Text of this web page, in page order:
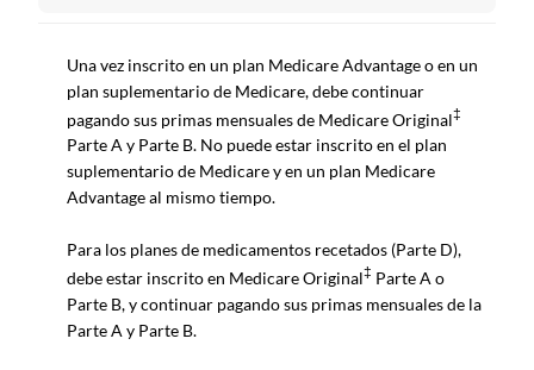
Una vez inscrito en un plan Medicare Advantage o en un
plan suplementario de Medicare, debe continuar
pagando sus primas mensuales de Medicare Original‡
Parte A y Parte B. No puede estar inscrito en el plan
suplementario de Medicare y en un plan Medicare
Advantage al mismo tiempo.
Para los planes de medicamentos recetados (Parte D),
debe estar inscrito en Medicare Original‡ Parte A o
Parte B, y continuar pagando sus primas mensuales de la
Parte A y Parte B.